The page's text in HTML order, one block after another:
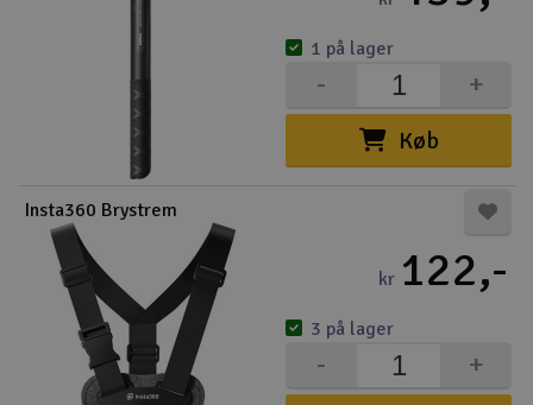
Modeljernbane
Motor & tilbehør
Outlet
Radio udstyr
Raketter
Scooter & elkøretøj
Slot racing
Køb
+
-
1 på lager
Insta360 Brystrem
kr 122,-
+
-
3 på lager